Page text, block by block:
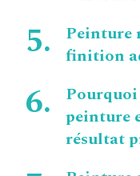
Peinture
finition
Pourquoi
peinture
résultat